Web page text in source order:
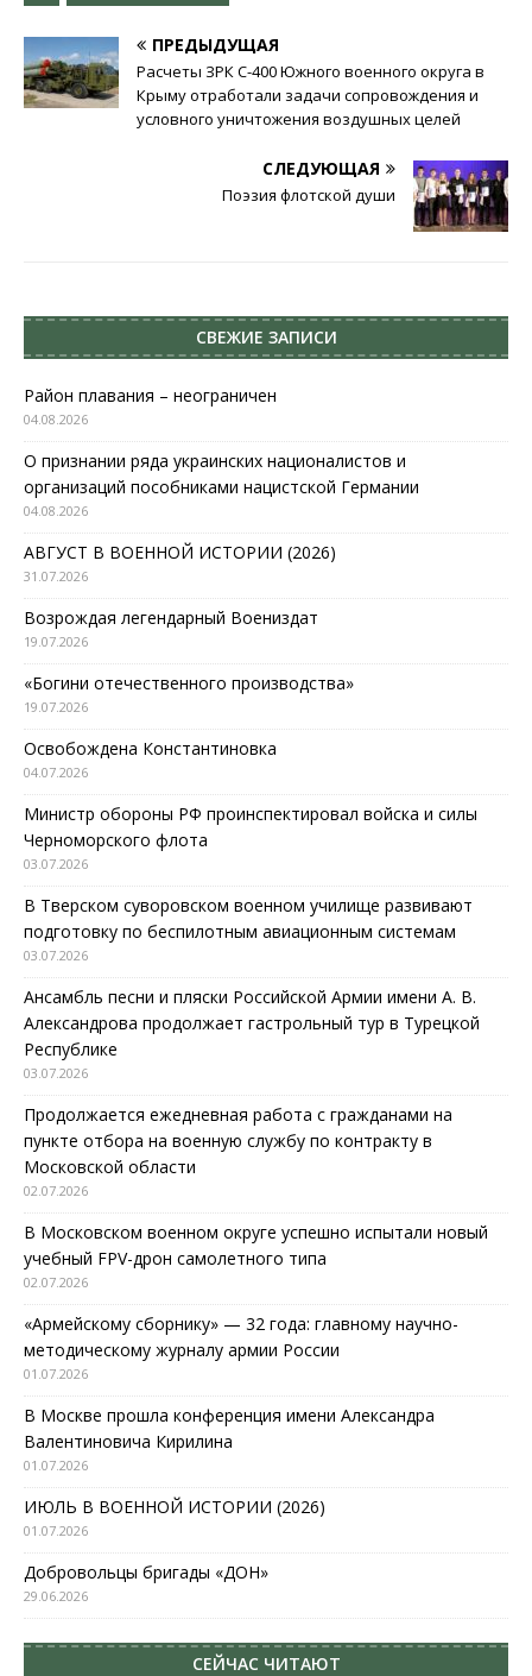
ПРЕДЫДУЩАЯ
Расчеты ЗРК С-400 Южного военного округа в
Крыму отработали задачи сопровождения и
условного уничтожения воздушных целей
СЛЕДУЮЩАЯ
Поэзия флотской души
СВЕЖИЕ ЗАПИСИ
Район плавания – неограничен
04.08.2026
О признании ряда украинских националистов и
организаций пособниками нацистской Германии
04.08.2026
АВГУСТ В ВОЕННОЙ ИСТОРИИ (2026)
31.07.2026
Возрождая легендарный Воениздат
19.07.2026
«Богини отечественного производства»
19.07.2026
Освобождена Константиновка
04.07.2026
Министр обороны РФ проинспектировал войска и силы
Черноморского флота
03.07.2026
В Тверском суворовском военном училище развивают
подготовку по беспилотным авиационным системам
03.07.2026
Ансамбль песни и пляски Российской Армии имени А. В.
Александрова продолжает гастрольный тур в Турецкой
Республике
03.07.2026
Продолжается ежедневная работа с гражданами на
пункте отбора на военную службу по контракту в
Московской области
02.07.2026
В Московском военном округе успешно испытали новый
учебный FPV-дрон самолетного типа
02.07.2026
«Армейскому сборнику» — 32 года: главному научно-
методическому журналу армии России
01.07.2026
В Москве прошла конференция имени Александра
Валентиновича Кирилина
01.07.2026
ИЮЛЬ В ВОЕННОЙ ИСТОРИИ (2026)
01.07.2026
Добровольцы бригады «ДОН»
29.06.2026
СЕЙЧАС ЧИТАЮТ